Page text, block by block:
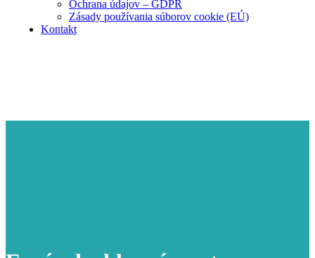
Ochrana údajov – GDPR
Zásady používania súborov cookie (EÚ)
Kontakt